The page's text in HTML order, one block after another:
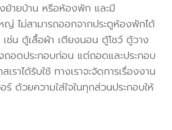
ย้ายบ้าน หรือห้องพัก และมี
ญ่ ไม่สามารถออกจากประตูห้องพักได้
เช่น ตู้เสื้อผ้า เตียงนอน ตู้โชว์ ตู้วาง
ถอดประกอบก่อน แต่ถอดและประกอบ
เราได้รับใช้ ทางเราจะจัดการเรื่องงาน
ร์ ด้วยความใส่ใจในทุกส่วนประกอบให้